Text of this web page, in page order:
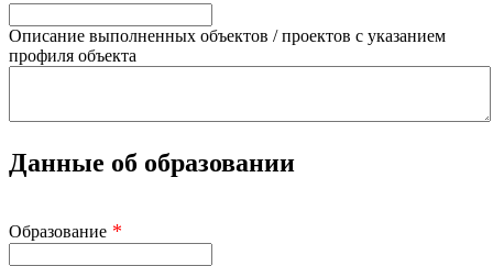
Описание выполненных объектов / проектов с указанием
профиля объекта
Данные об образовании
Образование *